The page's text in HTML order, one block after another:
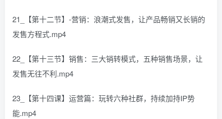
21_【第十二节】-营销：浪潮式发售，让产品畅销又长销的
发售方程式.mp4
22_【第十三节】销售：三大销转模式，五种销售场景，让
发售无往不利.mp4
23_【第十四课】运营篇：玩转六种社群，持续加持IP势
能.mp4